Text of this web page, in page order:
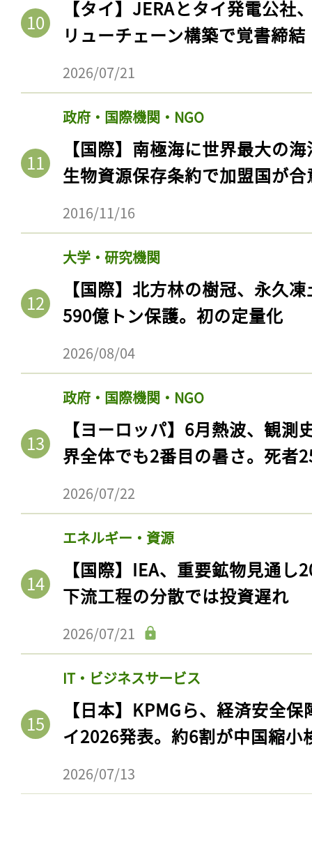
【タイ】JERAとタイ発電公社
リューチェーン構築で覚書締結
2026/07/21
政府・国際機関・NGO
【国際】南極海に世界最大の
生物資源保存条約で加盟国が合
2016/11/16
大学・研究機関
【国際】北方林の樹冠、永久
590億トン保護。初の定量化
2026/08/04
政府・国際機関・NGO
【ヨーロッパ】6月熱波、観
界全体でも2番目の暑さ。死者
2026/07/22
エネルギー・資源
【国際】IEA、重要鉱物見通
下流工程の分散では投資遅れ
2026/07/21
IT・ビジネスサービス
【日本】KPMGら、経済安全
イ2026発表。約6割が中国縮小
2026/07/13
記事をお気に入りに
ログイン